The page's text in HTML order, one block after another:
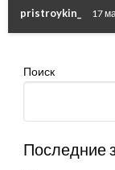
pristroykin_ 17
Поиск
Последние